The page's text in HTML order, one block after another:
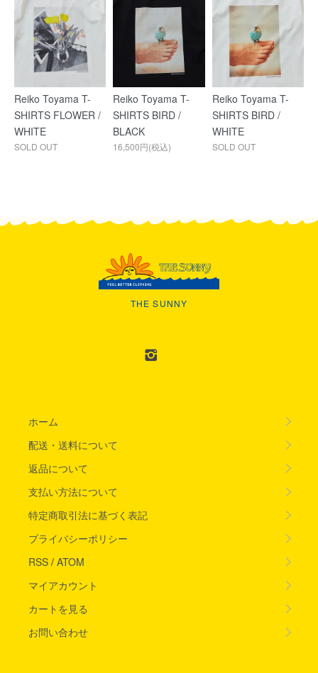
Reiko Toyama T-
SHIRTS FLOWER /
WHITE
SOLD OUT
Reiko Toyama T-
SHIRTS BIRD /
BLACK
16,500円(税込)
Reiko Toyama T-
SHIRTS BIRD /
WHITE
SOLD OUT
THE SUNNY
ホーム
配送・送料について
返品について
支払い方法について
特定商取引法に基づく表記
プライバシーポリシー
RSS / ATOM
マイアカウント
カートを見る
お問い合わせ